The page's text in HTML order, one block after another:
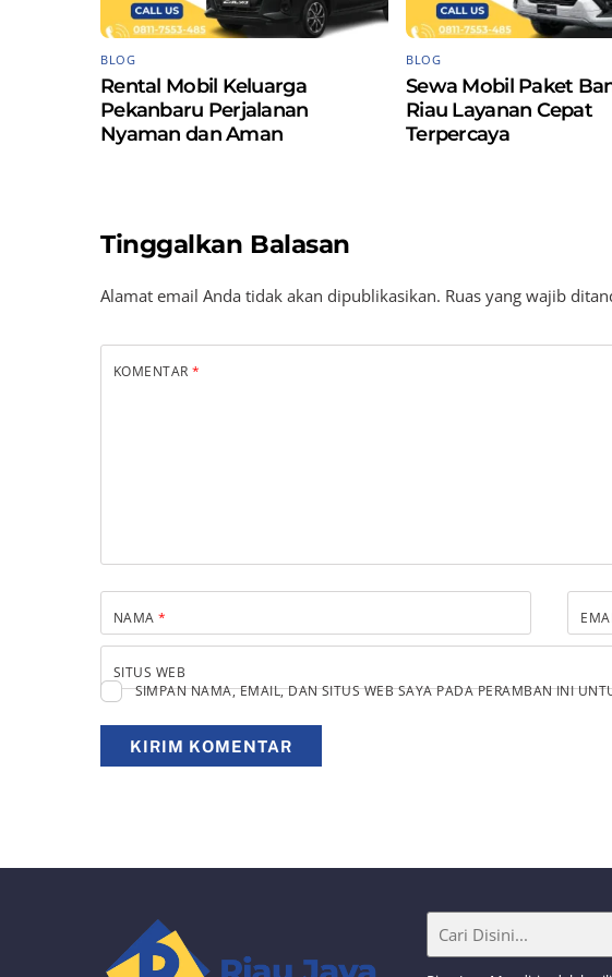
BLOG
Rental Mobil Keluarga
Pekanbaru Perjalanan
Nyaman dan Aman
BLOG
Sewa Mobil Paket
Riau Layanan Cepat
Terpercaya
Tinggalkan Balasan
Alamat email Anda tidak akan dipublikasikan. Ruas yang wajib
KOMENTAR*
NAMA*
SITUS WEB
SIMPAN NAMA, EMAIL, DAN SITUS WEB SAYA PADA PERAMBAN INI